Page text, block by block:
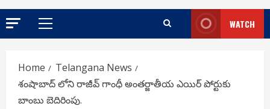
Primary
WATCH
Home
Telangana News
శంషాబాద్‌ లోని రాజీవ్ గాంధీ అంతర్జాతీయ ఎయిర్ పోర్టుకు
బాంబు బెదిరింపు.